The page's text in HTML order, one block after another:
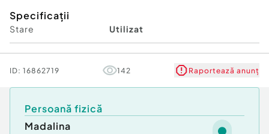
Specificații
Stare Utilizat
ID: 16862719 142 Raportează anunț
Persoană fizică
Madalina